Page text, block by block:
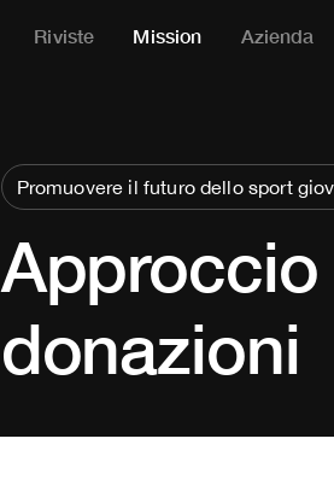
Riviste Mission Azienda
Promuovere il futuro dello sport
Approccio
donazioni